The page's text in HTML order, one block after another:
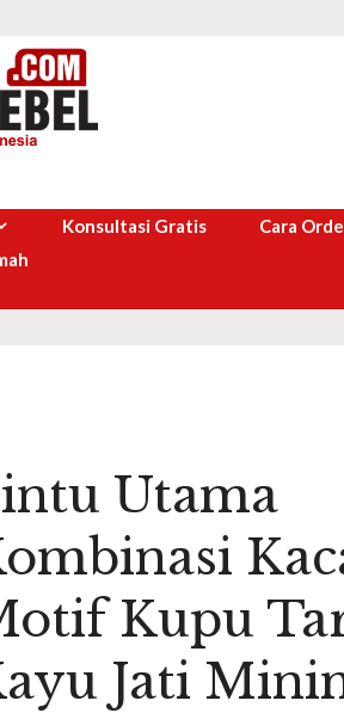
Konsultasi Gratis Cara
Utama
Kupu
Jati